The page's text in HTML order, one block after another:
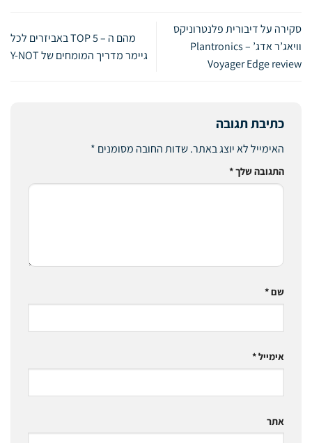
סקירה על דיבורית פלנטרוניקס
וויאג’ר אדג’ – Plantronics
Voyager Edge review
מהם ה – TOP 5 באביזרים לכל
גיימר מדריך המומחים של Y-NOT
כתיבת תגובה
האימייל לא יוצג באתר.שדות החובה מסומנים *
התגובה שלך*
שם*
אימייל*
אתר